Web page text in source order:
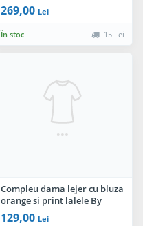
269,00 Lei
În stoc 15 Lei
Compleu dama lejer cu bluza
orange si print lalele By
InPuff
129,00 Lei